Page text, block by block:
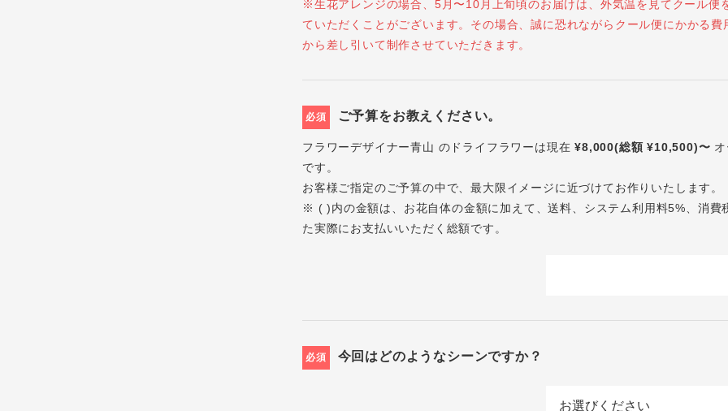
※生花アレンジの場合、5月〜10月上旬頃のお届けは、外気温を見てクール便
ていただくことがございます。その場合、誠に恐れながらクール便にかかる費
から差し引いて制作させていただきます。
必須 ご予算をお教えください。
フラワーデザイナー青山 のドライフラワーは現在¥8,000(総額 ¥10,500)〜
です。
お客様ご指定のご予算の中で、最大限イメージに近づけてお作りいたします。
※ ( )内の金額は、お花自体の金額に加えて、送料、システム利用料5%、消費
た実際にお支払いいただく総額です。
必須 今回はどのようなシーンですか？